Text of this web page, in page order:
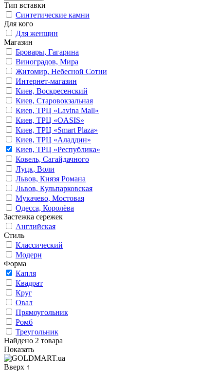
Тип вставки
Синтетические камни
Для кого
Для женщин
Магазин
Бровары, Гагарина
Виноградов, Мира
Житомир, Небесной Сотни
Интернет-магазин
Киев, Воскресенский
Киев, Старовокзальная
Киев, ТРЦ «Lavina Mall»
Киев, ТРЦ «OASIS»
Киев, ТРЦ «Smart Plaza»
Киев, ТРЦ «Аладдин»
Киев, ТРЦ «Республика»
Ковель, Сагайдачного
Луцк, Воли
Львов, Князя Романа
Львов, Кульпарковская
Мукачево, Мостовая
Одесса, Королёва
Застежка сережек
Английская
Стиль
Классический
Модерн
Форма
Капля
Квадрат
Круг
Овал
Прямоугольник
Ромб
Треугольник
Найдено 2 товара
Показать
Вверх ↑